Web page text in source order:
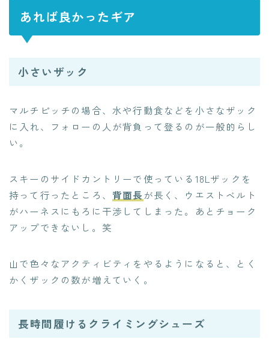
あれば良かったギア
小さいザック
マルチピッチの場合、水や行動食などを小さなザック
に入れ、フォローの人が背負って登るのが一般的らし
い。
スキーのサイドカントリーで使っている18Lザックを
持って行ったところ、 背面長 が長く、ウエストベルト
がハーネスにもろに干渉してしまった。あとチョーク
アップできないし。笑
山で色々なアクティビティをやるようになると、とく
かくザックの数が増えていく。
長時間履けるクライミングシューズ